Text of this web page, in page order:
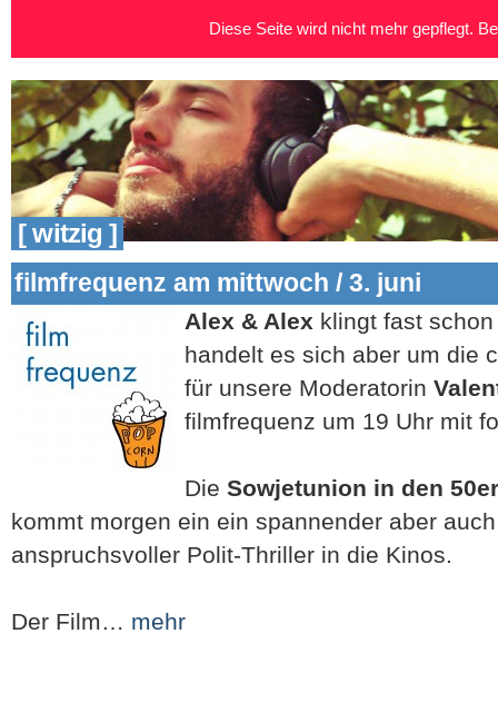
[ witzig ]
filmfrequenz am mittwoch / 3. juni
Alex & Alex klingt fast
handelt es sich aber um die
für unsere Moderatorin
filmfrequenz um 19 Uhr mit
Die Sowjetunion in den
kommt morgen ein ein spannender aber
anspruchsvoller Polit-Thriller in die Kinos.
Der Film… mehr
Diese Seite wird nicht mehr gepflegt.